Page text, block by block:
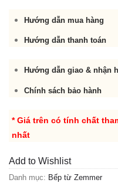
Hướng dẫn mua hàng
Hướng dẫn thanh toán
Hướng dẫn giao & nhận
Chính sách bảo hành
* Giá trên có tính chất
nhất
Add to Wishlist
Danh mục: Bếp từ Zemmer